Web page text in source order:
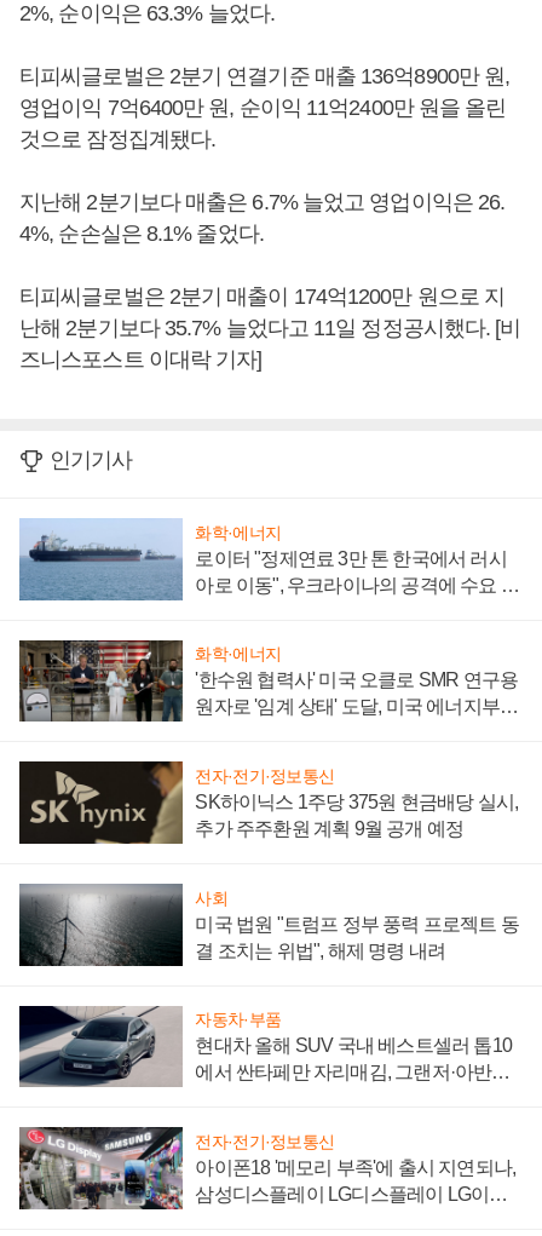
2%, 순이익은 63.3% 늘었다.
티피씨글로벌은 2분기 연결기준 매출 136억8900만 원,
영업이익 7억6400만 원, 순이익 11억2400만 원을 올린
것으로 잠정집계됐다.
지난해 2분기보다 매출은 6.7% 늘었고 영업이익은 26.
4%, 순손실은 8.1% 줄었다.
티피씨글로벌은 2분기 매출이 174억1200만 원으로 지
난해 2분기보다 35.7% 늘었다고 11일 정정공시했다. [비
즈니스포스트 이대락 기자]
인기기사
화학·에너지
로이터 "정제연료 3만 톤 한국에서 러시
아로 이동", 우크라이나의 공격에 수요 늘
화학·에너지
'한수원 협력사' 미국 오클로 SMR 연구용
원자로 '임계 상태' 도달, 미국 에너지부
전자·전기·정보통신
SK하이닉스 1주당 375원 현금배당 실시,
추가 주주환원 계획 9월 공개 예정
사회
미국 법원 "트럼프 정부 풍력 프로젝트 동
결 조치는 위법", 해제 명령 내려
자동차·부품
현대차 올해 SUV 국내 베스트셀러 톱10
에서 싼타페만 자리매김, 그랜저·아반떼
전자·전기·정보통신
아이폰18 '메모리 부족'에 출시 지연되나,
삼성디스플레이 LG디스플레이 LG이노